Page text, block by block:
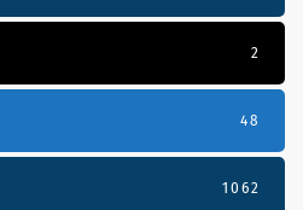
2
48
1062